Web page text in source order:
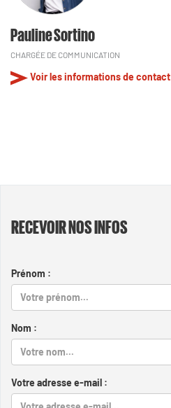
Pauline Sortino
CHARGÉE DE COMMUNICATION
Voir les informations de contact
RECEVOIR NOS INFOS
Prénom :
Nom :
Votre adresse e-mail :